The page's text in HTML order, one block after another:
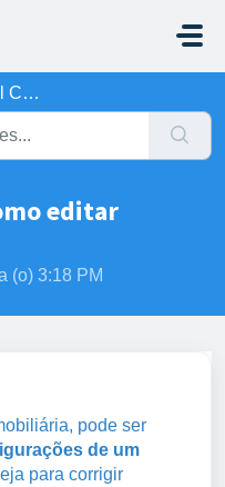
editar
(o) 3:18 PM
pode ser
de um
para corrigir